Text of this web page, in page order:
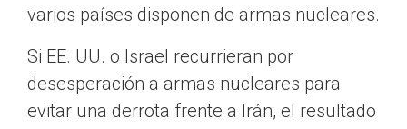
varios países disponen de armas nucleares.
Si EE. UU. o Israel recurrieran por
desesperación a armas nucleares para
evitar una derrota frente a Irán, el resultado